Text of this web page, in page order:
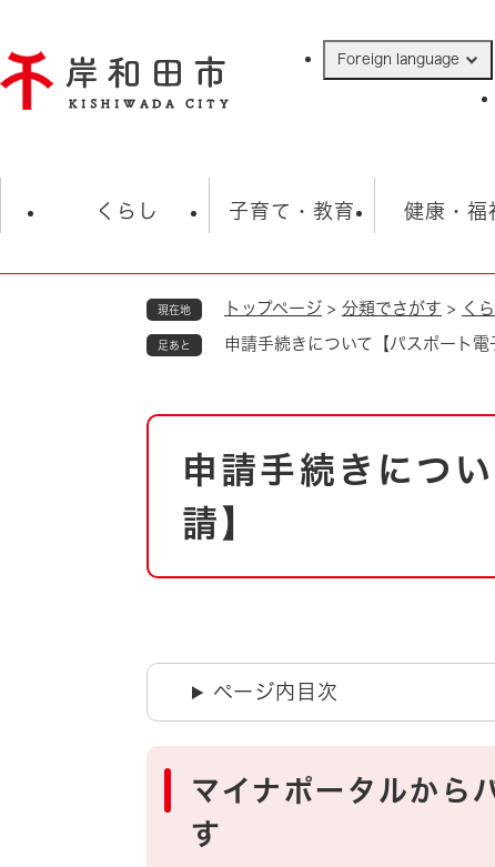
ジ
の
Foreign language
くらし
住民票・戸籍
ごみ・衛生・動物 救急・消防
防災・防犯 上水道・下水道
自然・環境・公園
引っ越し
道路・河川・交通
子育て・教育
学校
健康・福
福祉・
観光
現在地 トップページ > 分類でさがす > く
足あと 申請手続きについて【パスポート電
本
申請手続きにつ
請】
ページ内目次
マイナポータルから
す